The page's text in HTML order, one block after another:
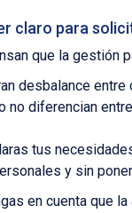
claro para
que la gestión
desbalance
no diferencian
tus
y sin
en cuenta que